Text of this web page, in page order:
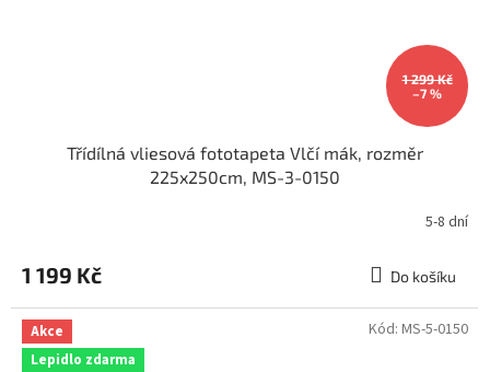
1 299 Kč
–7 %
Třídílná vliesová fototapeta Vlčí mák, rozměr
225x250cm, MS-3-0150
5-8 dní
1 199 Kč Do košíku
Akce
Lepidlo zdarma
Kód: MS-5-0150